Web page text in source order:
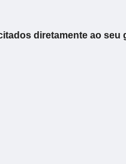
diretamente ao seu